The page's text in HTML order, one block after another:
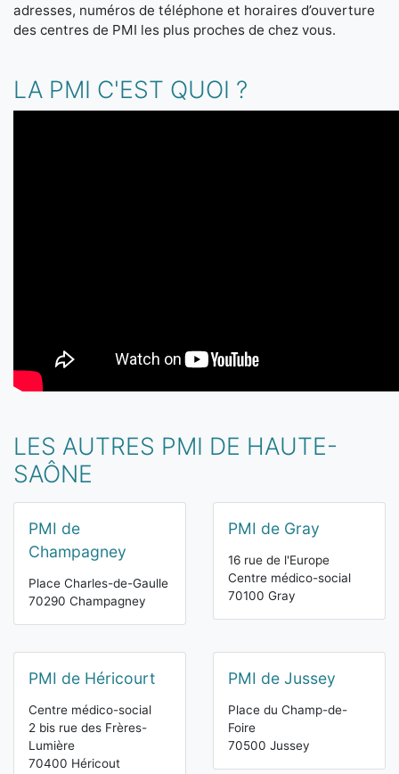
adresses, numéros de téléphone et horaires d’ouverture
des centres de PMI les plus proches de chez vous.
LA PMI C'EST QUOI ?
LES AUTRES PMI DE HAUTE-
SAÔNE
PMI de
Champagney
Place Charles-de-Gaulle
70290 Champagney
PMI de Gray
16 rue de l'Europe
Centre médico-social
70100 Gray
PMI de Héricourt
Centre médico-social
2 bis rue des Frères-
Lumière
70400 Héricout
PMI de Jussey
Place du Champ-de-
Foire
70500 Jussey